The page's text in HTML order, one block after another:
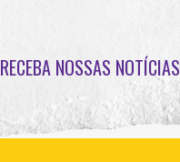
RECEBA NOSSAS NOTÍCIAS